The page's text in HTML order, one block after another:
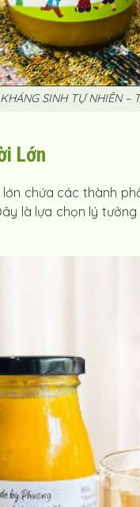
SINH TỰ NHIÊN –
Lớn
chứa các thành
là lựa chọn lý